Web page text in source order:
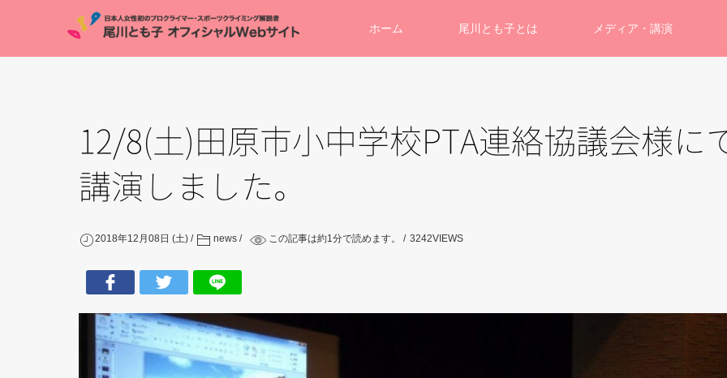
ホーム 尾川とも子とは メディア・講演
12/8(土)田原市小中学校PTA連絡協議会様に
講演しました。
2018年12月08日 (土) news この記事は約1分で読めます。 3242VIEWS